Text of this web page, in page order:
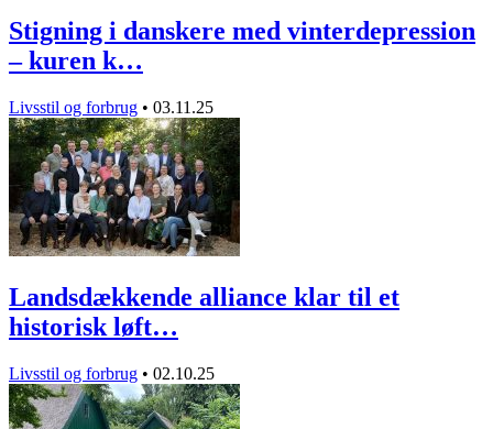
Stigning i danskere med vinterdepression
– kuren k…
Livsstil og forbrug • 03.11.25
Landsdækkende alliance klar til et
historisk løft…
Livsstil og forbrug • 02.10.25